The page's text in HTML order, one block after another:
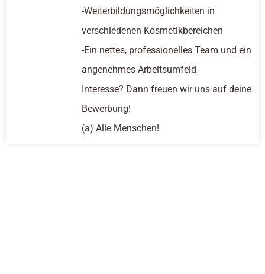
-Weiterbildungsmöglichkeiten in
verschiedenen Kosmetikbereichen
-Ein nettes, professionelles Team und ein
angenehmes Arbeitsumfeld
Interesse? Dann freuen wir uns auf deine
Bewerbung!
(a) Alle Menschen!